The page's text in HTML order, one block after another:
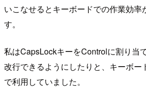
いこなせるとキーボードでの作業効率
す。
私はCapsLockキーをControlに割り当
改行できるようにしたりと、キーボー
で利用していました。